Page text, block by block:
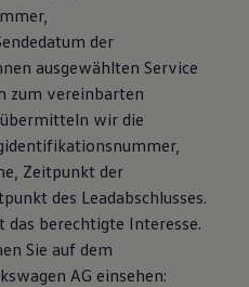
der
ausgewählten Service
zum vereinbarten
wir die
Zeitpunkt der
des Leadabschlusses.
das berechtigte Interesse.
Sie auf dem
AG einsehen: